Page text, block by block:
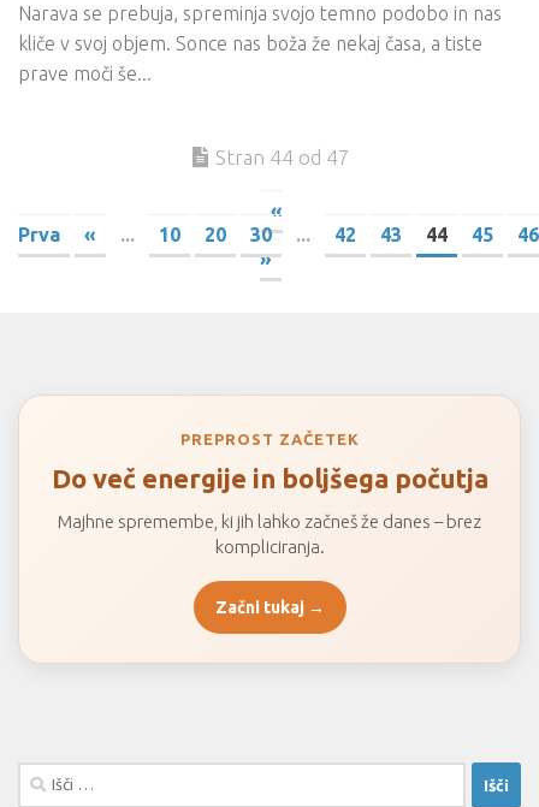
Narava se prebuja, spreminja svojo temno podobo in nas
kliče v svoj objem. Sonce nas boža že nekaj časa, a tiste
prave moči še...
Stran 44 od 47
«
Prva
« ... 10 20 30 ... 42 43 44 45
46
»
PREPROST ZAČETEK
Do več energije in boljšega počutja
Majhne spremembe, ki jih lahko začneš že danes – brez
kompliciranja.
Začni tukaj →
Išči: